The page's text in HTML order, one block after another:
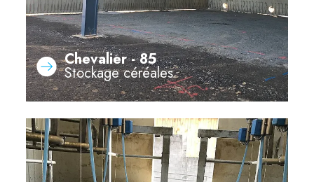
Chevalier - 85
Stockage céréales